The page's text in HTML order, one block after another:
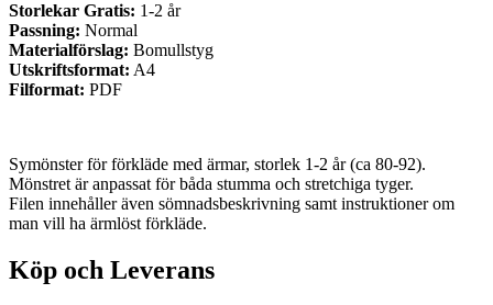
Storlekar Gratis: 1-2 år
Passning: Normal
Materialförslag: Bomullstyg
Utskriftsformat: A4
Filformat: PDF
Symönster för förkläde med ärmar, storlek 1-2 år (ca 80-92).
Mönstret är anpassat för båda stumma och stretchiga tyger.
Filen innehåller även sömnadsbeskrivning samt instruktioner om
man vill ha ärmlöst förkläde.
Köp och Leverans